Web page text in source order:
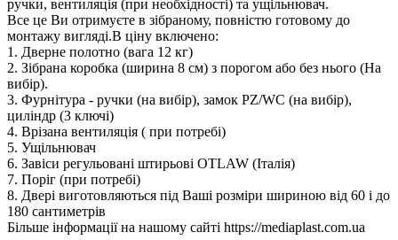
ручки, вентиляція (при необхідності) та ущільнювач.
Все це Ви отримуєте в зібраному, повністю готовому до
монтажу вигляді.В ціну включено:
1. Дверне полотно (вага 12 кг)
2. Зібрана коробка (ширина 8 см) з порогом або без нього (На
вибір).
3. Фурнітура - ручки (на вибір), замок PZ/WC (на вибір),
циліндр (3 ключі)
4. Врізана вентиляція ( при потребі)
5. Ущільнювач
6. Завіси регульовані штирьові OTLAW (Італія)
7. Поріг (при потребі)
8. Двері виготовляються під Ваші розміри шириною від 60 і до
180 сантиметрів
Більше інформації на нашому сайті https://mediaplast.com.ua